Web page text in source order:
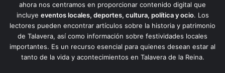
ahora nos centramos en proporcionar contenido digital que
incluye eventos locales, deportes, cultura, política y ocio. Los
lectores pueden encontrar artículos sobre la historia y patrimonio
de Talavera, así como información sobre festividades locales
importantes. Es un recurso esencial para quienes desean estar al
tanto de la vida y acontecimientos en Talavera de la Reina.